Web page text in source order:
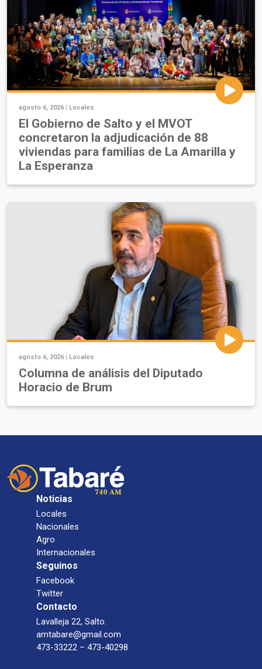
agosto 6, 2026 | Locales
El Gobierno de Salto y el MVOT
concretaron la adjudicación de 88
viviendas para familias de La Amarilla y
La Esperanza
agosto 6, 2026 | Locales
Columna de análisis del Diputado
Horacio de Brum
Noticias
Locales
Nacionales
Agro
Internacionales
Seguinos
Facebook
Twitter
Contacto
Lavalleja 22, Salto.
amtabare@gmail.com
473-33222 – 473-40298